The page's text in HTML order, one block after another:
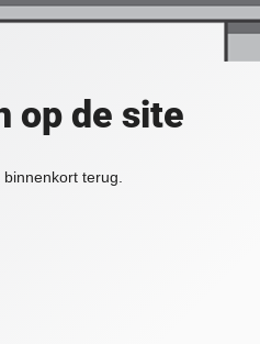
op de site
terug.